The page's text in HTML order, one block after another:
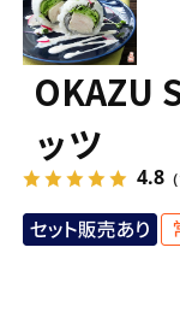
OKAZU
ッツ
4.8